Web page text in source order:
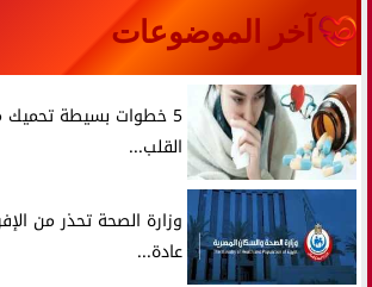
آخر الموضوعات
5 خطوات بسيطة
القلب...
وزارة الصحة تحذر من
عادة...